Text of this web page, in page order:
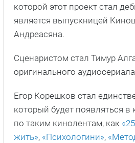
которой этот проект стал
является выпускницей
Андреасяна.
Сценаристом стал Тимур
оригинального
Егор Корешков стал
который будет появляться в
по таким кинолентам, как
жить», «Психологини»,